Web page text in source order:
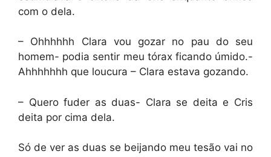
com o dela.
– Ohhhhhh Clara vou gozar no pau do seu
homem- podia sentir meu tórax ficando úmido.-
Ahhhhhhh que loucura – Clara estava gozando.
– Quero fuder as duas- Clara se deita e Cris
deita por cima dela.
Só de ver as duas se beijando meu tesão vai no